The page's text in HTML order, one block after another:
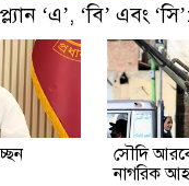
‘এ’, ‘বি’ এবং
সৌদি
নাগরিক